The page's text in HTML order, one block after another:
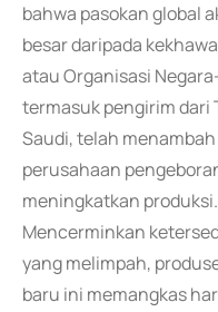
bahwa pasokan global
besar daripada
atau Organisasi
termasuk pengirim dari
Saudi, telah
perusahaan
meningkatkan produksi.
Mencerminkan
yang melimpah,
baru ini memangkas